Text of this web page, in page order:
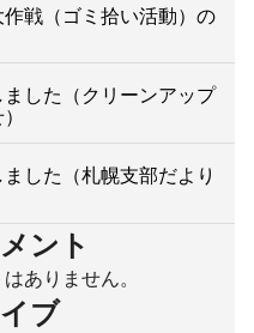
戦（ゴミ拾い活動）の
した（クリーンアップ
した（札幌支部だより
ント
ありません。
ブ